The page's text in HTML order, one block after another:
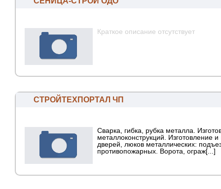
Краткое описание отсутствует
СТРОЙТЕХПОРТАЛ ЧП
Сварка, гибка, рубка металла.
металлоконструкций. Изготовление
дверей, люков металлических:
противопожарных. Ворота, ограж[...]